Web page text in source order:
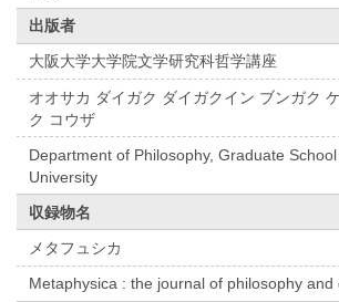
出版者
大阪大学大学院文学研究科哲学講座
オオサカ ダイガク ダイガクイン ブンガク
ク コウザ
Department of Philosophy, Graduate
University
収録物名
メタフュシカ
Metaphysica : the journal of philosophy and